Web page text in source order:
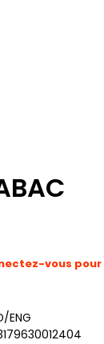
vous pour
ENG